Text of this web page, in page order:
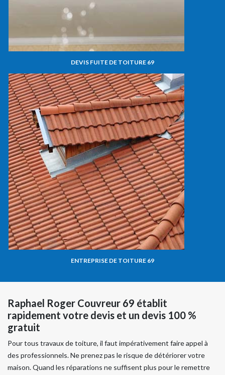
DEVIS FUITE DE TOITURE 69
ENTREPRISE DE TOITURE 69
Raphael Roger Couvreur 69 établit
rapidement votre devis et un devis 100 %
gratuit
Pour tous travaux de toiture, il faut impérativement faire appel à
des professionnels. Ne prenez pas le risque de détériorer votre
maison. Quand les réparations ne suffisent plus pour le remettre